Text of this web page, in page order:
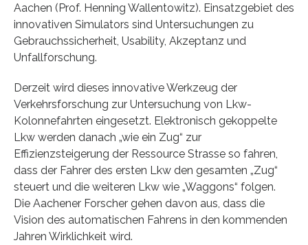
Aachen (Prof. Henning Wallentowitz). Einsatzgebiet des
innovativen Simulators sind Untersuchungen zu
Gebrauchs­sicherheit, Usability, Akzeptanz und
Unfallforschung.
Derzeit wird dieses innovative Werkzeug der
Verkehrsforschung zur Untersuchung von Lkw-
Kolonnefahrten eingesetzt. Elektronisch gekoppelte
Lkw werden danach „wie ein Zug“ zur
Effizienzsteigerung der Ressource Strasse so fahren,
dass der Fahrer des ersten Lkw den gesamten „Zug“
steuert und die weiteren Lkw wie „Waggons“ folgen.
Die Aachener Forscher gehen davon aus, dass die
Vision des automatischen Fahrens in den kommenden
Jahren Wirk­lichkeit wird.